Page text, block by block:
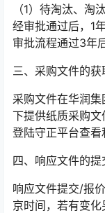
（1）待淘汰、
经审批通过后，1
审批流程通过3年
三、采购文件的获
采购文件在华润
下提供纸质采购
登陆守正平台查看
四、响应文件的提
响应文件提交/报价
京时间，若有变化